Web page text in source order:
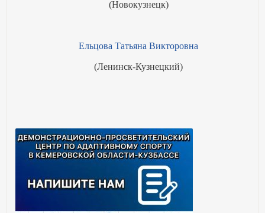
(Новокузнецк)
Ельцова Татьяна Викторовна
(Ленинск-Кузнецкий)